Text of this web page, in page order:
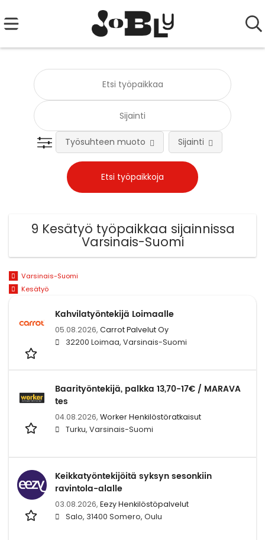
Työsuhteen muoto Sijainti
9 Kesätyö työpaikkaa sijainnissa
Varsinais-Suomi
Varsinais-Suomi
Kesätyö
Kahvilatyöntekijä Loimaalle
05.08.2026, Carrot Palvelut Oy
32200 Loimaa, Varsinais-Suomi
Baarityöntekijä, palkka 13,70-17€ / MARAVA
tes
04.08.2026, Worker Henkilöstöratkaisut
Turku, Varsinais-Suomi
Keikkatyöntekijöitä syksyn sesonkiin
ravintola-alalle
03.08.2026, Eezy Henkilöstöpalvelut
Salo, 31400 Somero, Oulu